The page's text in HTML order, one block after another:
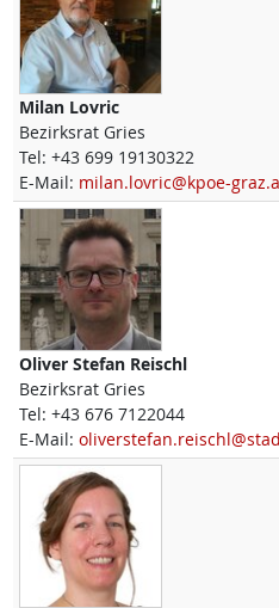
Milan Lovric
Bezirksrat Gries
Tel: +43 699 19130322
E-Mail: milan.lovric@kpoe-
Oliver Stefan Reischl
Bezirksrat Gries
Tel: +43 676 7122044
E-Mail: